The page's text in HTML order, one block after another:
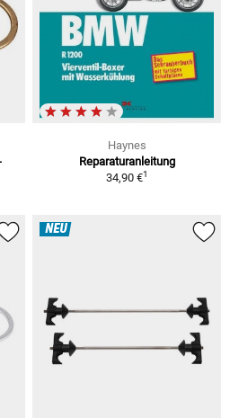
Haynes
Reparaturanleitung
34,90 €1
NEU